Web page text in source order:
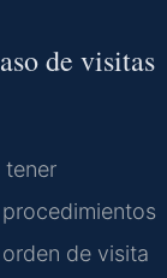
de visitas
tener
de visita